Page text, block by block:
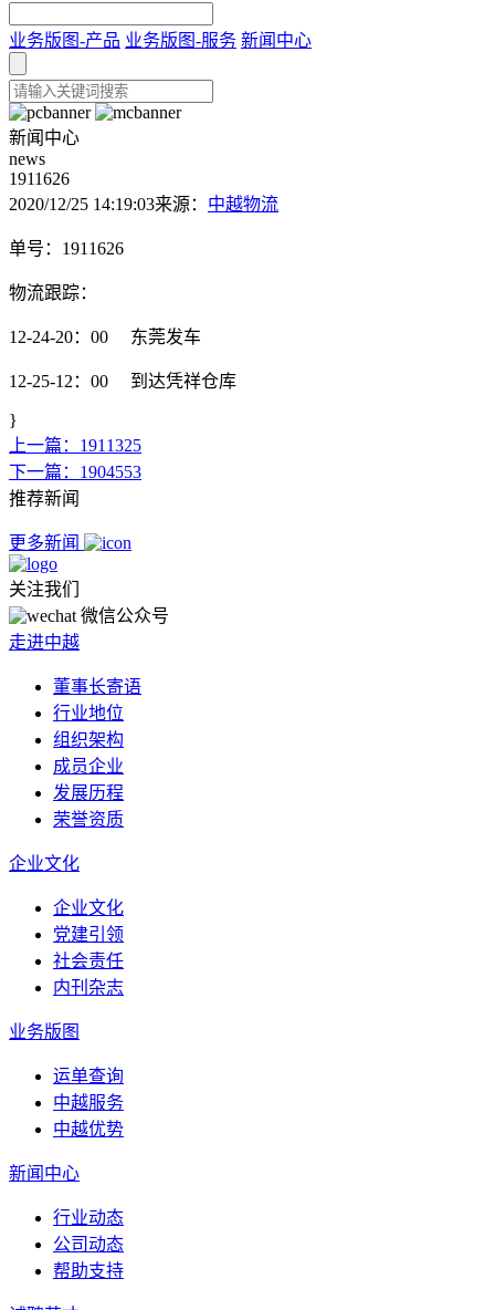
业务版图-产品 业务版图-服务 新闻中心
新闻中心
news
1911626
2020/12/25 14:19:03来源： 中越物流
单号：1911626
物流跟踪：
12-24-20：00 东莞发车
12-25-12：00 到达凭祥仓库
}
上一篇：1911325
下一篇：1904553
推荐新闻
更多新闻
关注我们
微信公众号
走进中越
董事长寄语
行业地位
组织架构
成员企业
发展历程
荣誉资质
企业文化
企业文化
党建引领
社会责任
内刊杂志
业务版图
运单查询
中越服务
中越优势
新闻中心
行业动态
公司动态
帮助支持